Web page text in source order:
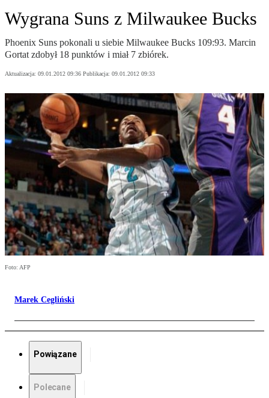
Wygrana Suns z Milwaukee Bucks
Phoenix Suns pokonali u siebie Milwaukee Bucks 109:93. Marcin
Gortat zdobył 18 punktów i miał 7 zbiórek.
Aktualizacja: 09.01.2012 09:36 Publikacja: 09.01.2012 09:33
Foto: AFP
Marek Cegliński
Powiązane
Polecane